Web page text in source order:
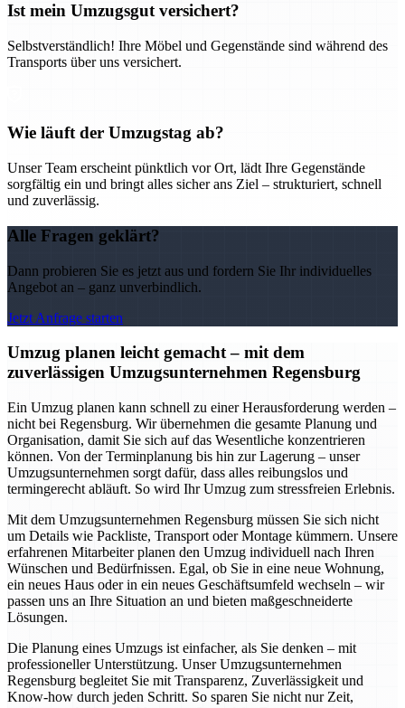
Ist mein Umzugsgut versichert?
Selbstverständlich! Ihre Möbel und Gegenstände sind während des
Transports über uns versichert.
Wie läuft der Umzugstag ab?
Unser Team erscheint pünktlich vor Ort, lädt Ihre Gegenstände
sorgfältig ein und bringt alles sicher ans Ziel – strukturiert, schnell
und zuverlässig.
Alle Fragen geklärt?
Dann probieren Sie es jetzt aus und fordern Sie Ihr individuelles
Angebot an – ganz unverbindlich.
Jetzt Anfrage starten
Umzug planen leicht gemacht – mit dem
zuverlässigen Umzugsunternehmen Regensburg
Ein Umzug planen kann schnell zu einer Herausforderung werden –
nicht bei Regensburg. Wir übernehmen die gesamte Planung und
Organisation, damit Sie sich auf das Wesentliche konzentrieren
können. Von der Terminplanung bis hin zur Lagerung – unser
Umzugsunternehmen sorgt dafür, dass alles reibungslos und
termingerecht abläuft. So wird Ihr Umzug zum stressfreien Erlebnis.
Mit dem Umzugsunternehmen Regensburg müssen Sie sich nicht
um Details wie Packliste, Transport oder Montage kümmern. Unsere
erfahrenen Mitarbeiter planen den Umzug individuell nach Ihren
Wünschen und Bedürfnissen. Egal, ob Sie in eine neue Wohnung,
ein neues Haus oder in ein neues Geschäftsumfeld wechseln – wir
passen uns an Ihre Situation an und bieten maßgeschneiderte
Lösungen.
Die Planung eines Umzugs ist einfacher, als Sie denken – mit
professioneller Unterstützung. Unser Umzugsunternehmen
Regensburg begleitet Sie mit Transparenz, Zuverlässigkeit und
Know-how durch jeden Schritt. So sparen Sie nicht nur Zeit,